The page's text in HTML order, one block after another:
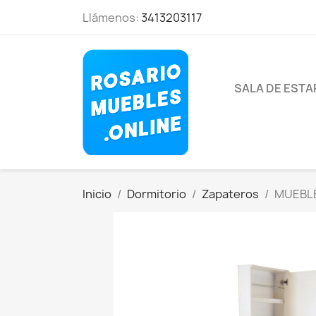
Llámenos:3413203117
SALA DE
Inicio Dormitorio Zapateros